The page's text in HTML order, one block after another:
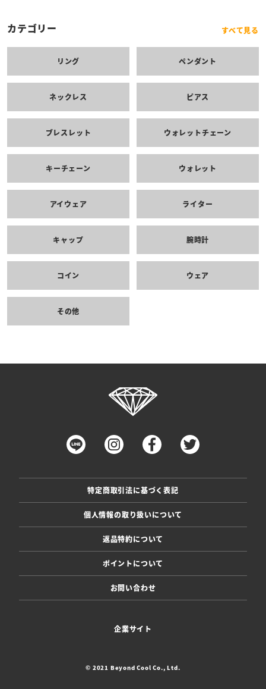
カテゴリー すべて見る
リング ペンダント
ネックレス ピアス
ブレスレット ウォレットチェーン
キーチェーン ウォレット
アイウェア ライター
キャップ 腕時計
コイン ウェア
その他
特定商取引法に基づく表記
個人情報の取り扱いについて
返品特約について
ポイントについて
お問い合わせ
企業サイト
© 2021 Beyond Cool Co., Ltd.